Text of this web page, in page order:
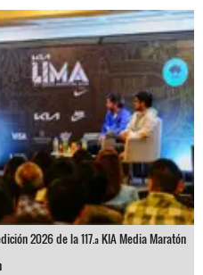
2026 de la 117.ª KIA Media Maratón